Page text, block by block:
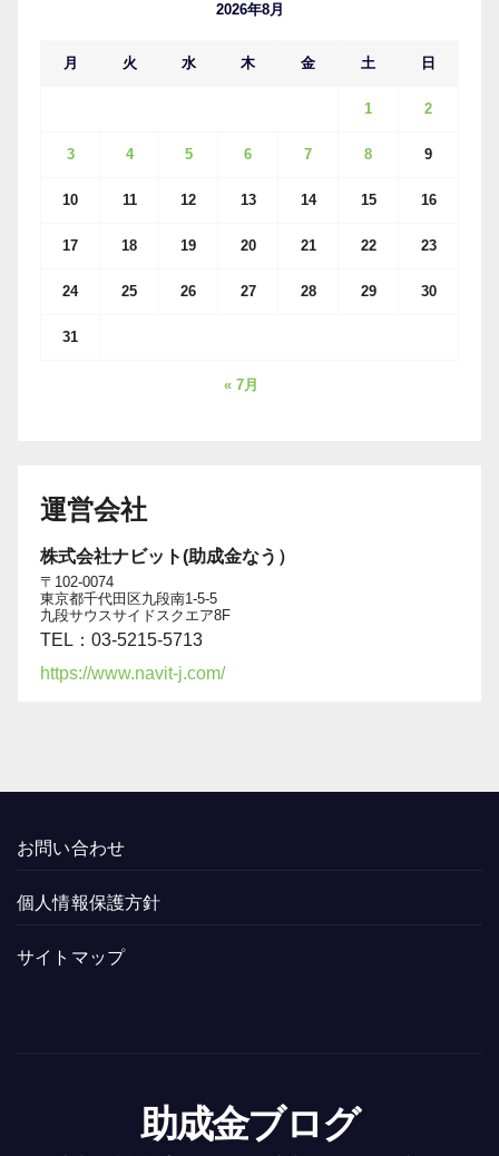
2026年8月
月 火 水 木 金 土 日
1 2
3 4 5 6 7 8 9
10 11 12 13 14 15 16
17 18 19 20 21 22 23
24 25 26 27 28 29 30
31
« 7月
運営会社
株式会社ナビット(助成金なう）
〒102-0074
東京都千代田区九段南1-5-5
九段サウスサイドスクエア8F
TEL：03-5215-5713
https://www.navit-j.com/
お問い合わせ
個人情報保護方針
サイトマップ
助成金ブログ